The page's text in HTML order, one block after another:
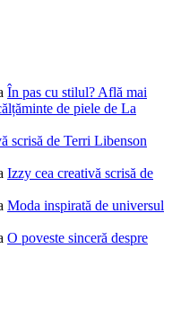
În pas cu stilul? Află mai
de piele de La
scrisă de Terri Libenson
Izzy cea creativă scrisă de
Moda inspirată de universul
O poveste sinceră despre